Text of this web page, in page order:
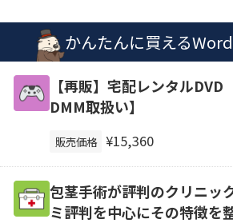
かんたんに買える
【再販】宅配レンタルDVD
DMM取扱い】
販売価格 ¥15,360
包茎手術が評判のクリニッ
ミ評判を中心にその特徴を